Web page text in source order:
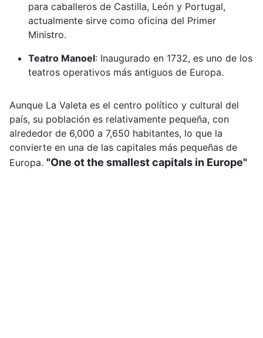
para caballeros de Castilla, León y Portugal,
actualmente sirve como oficina del Primer
Ministro.
Teatro Manoel: Inaugurado en 1732, es uno de los
teatros operativos más antiguos de Europa.
Aunque La Valeta es el centro político y cultural del
país, su población es relativamente pequeña, con
alrededor de 6,000 a 7,650 habitantes, lo que la
convierte en una de las capitales más pequeñas de
Europa. "One ot the smallest capitals in Europe"